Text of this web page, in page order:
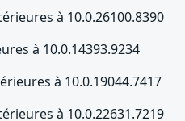
à 10.0.26100.8390
à 10.0.14393.9234
à 10.0.19044.7417
à 10.0.22631.7219